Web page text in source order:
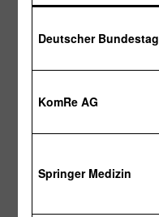
Deutscher Bundestag
KomRe AG
Springer Medizin